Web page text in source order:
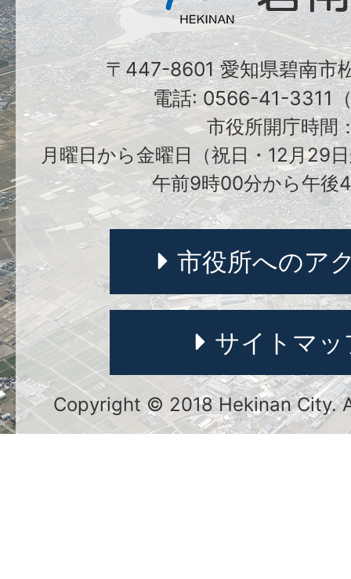
〒447-8601 愛知県碧南市
電話: 0566-41-3311
市役所開庁時間
月曜日から金曜日（祝日・12月29
午前9時00分から午後
市役所へのア
サイトマッ
Copyright © 2018 Hekinan City.